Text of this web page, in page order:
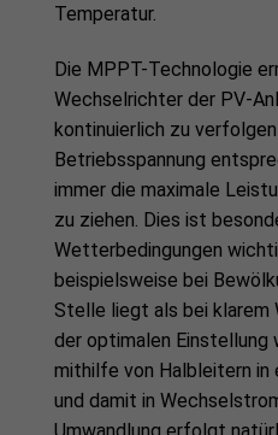
Temperatur.
Die MPPT-Technologie
Wechselrichter der PV-
kontinuierlich zu
Betriebsspannung
immer die maximale
zu ziehen. Dies ist
Wetterbedingungen
beispielsweise bei
Stelle liegt als bei klarem
der optimalen Einstellung
mithilfe von Halbleitern in
und damit in
Umwandlung erfolgt